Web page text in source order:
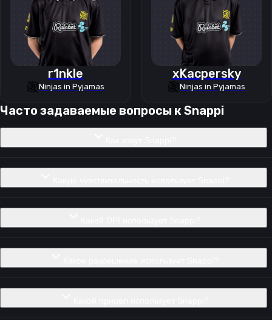
r1nkle
Ninjas in Pyjamas
xKacpersky
Ninjas in Pyjamas
Часто задаваемые вопросы кSnappi